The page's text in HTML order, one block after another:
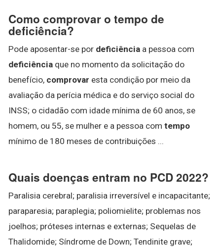
Como comprovar o tempo de
deficiência?
Pode aposentar-se por deficiência a pessoa com
deficiência que no momento da solicitação do
benefício, comprovar esta condição por meio da
avaliação da perícia médica e do serviço social do
INSS; o cidadão com idade mínima de 60 anos, se
homem, ou 55, se mulher e a pessoa com tempo
mínimo de 180 meses de contribuições ...
Quais doenças entram no PCD 2022?
Paralisia cerebral; paralisia irreversível e incapacitante;
paraparesia; paraplegia; poliomielite; problemas nos
joelhos; próteses internas e externas; Sequelas de
Thalidomide; Síndrome de Down; Tendinite grave;